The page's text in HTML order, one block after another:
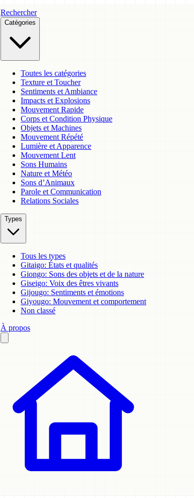
Rechercher
Catégories
Toutes les catégories
Texture et Toucher
Sentiments et Ambiance
Impacts et Explosions
Mouvement Rapide
Corps et Condition Physique
Objets et Machines
Mouvement Répété
Lumière et Apparence
Mouvement Lent
Sons Humains
Nature et Météo
Sons d’Animaux
Parole et Communication
Relations Sociales
Types
Tous les types
Gitaigo: États et qualités
Giongo: Sons des objets et de la nature
Giseigo: Voix des êtres vivants
Gijougo: Sentiments et émotions
Giyougo: Mouvement et comportement
Non classé
À propos